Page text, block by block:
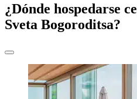
¿Dónde hospedarse
Sveta Bogoroditsa?